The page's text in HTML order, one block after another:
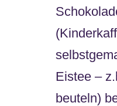
Eistee –
beuteln)